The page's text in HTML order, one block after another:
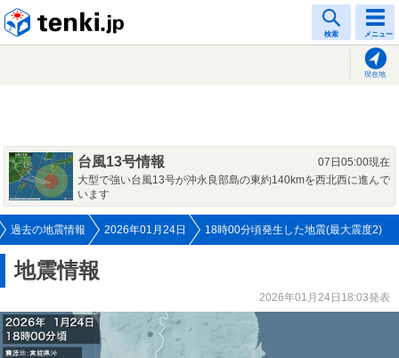
検索 メニュー
現在地
台風13号情報
07日05:00現在
大型で強い台風13号が沖永良部島の東約140kmを西北西に進んで
います
過去の地震情報 2026年01月24日 18時00分頃発生した地震(最大震度2)
地震情報
2026年01月24日18:03発表